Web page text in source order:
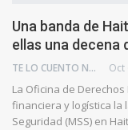
Una banda de
ellas una decena
TE LO CUENTO NEWS Oct
La Oficina de
financiera y logística la
Seguridad (MSS) en